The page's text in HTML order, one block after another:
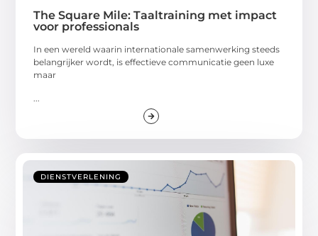
The Square Mile: Taaltraining met impact
voor professionals
In een wereld waarin internationale samenwerking steeds
belangrijker wordt, is effectieve communicatie geen luxe
maar
DIENSTVERLENING